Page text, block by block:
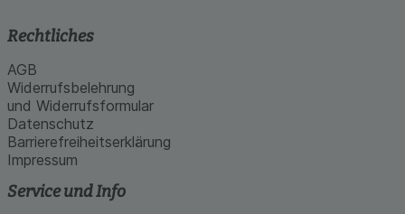
Rechtliches
AGB
Widerrufsbelehrung
und Widerrufsformular
Datenschutz
Barrierefreiheitserklärung
Impressum
Service und Info